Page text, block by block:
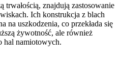
trwałością, znajdują zastosowanie
Ich konstrukcja z blach
na uszkodzenia, co przekłada się
żywotność, ale również
hal namiotowych.